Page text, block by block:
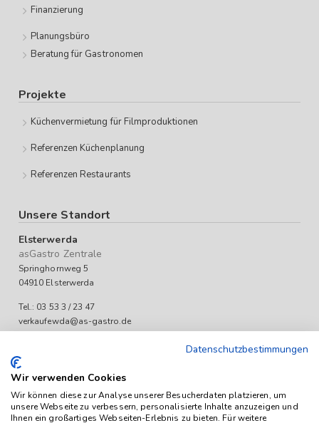
Finanzierung
Planungsbüro
Beratung für Gastronomen
Projekte
Küchenvermietung für Filmproduktionen
Referenzen Küchenplanung
Referenzen Restaurants
Unsere Standort
Elsterwerda
asGastro Zentrale
Springhornweg 5
04910 Elsterwerda
Tel.: 03 53 3 / 23 47
verkaufewda@as-gastro.de
Mo-Fr 09:00 bis 17:00 Uhr
Datenschutzbestimmungen
Wir verwenden Cookies
Wir können diese zur Analyse unserer Besucherdaten platzieren, um
unsere Webseite zu verbessern, personalisierte Inhalte anzuzeigen und
Ihnen ein großartiges Webseiten-Erlebnis zu bieten. Für weitere